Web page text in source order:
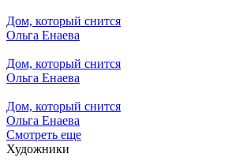
Дом, который снится
Ольга Енаева
Дом, который снится
Ольга Енаева
Дом, который снится
Ольга Енаева
Смотреть еще
Художники